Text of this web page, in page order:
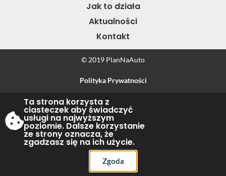
Jak to działa
Aktualności
Kontakt
© 2019 PlanNaAuto
Polityka Prywatności
Wykonanie & Projekt
Ta strona korzysta z
ciasteczek aby świadczyć
usługi na najwyższym
poziomie. Dalsze korzystanie
ze strony oznacza, że
zgadzasz się na ich użycie.
Zgoda